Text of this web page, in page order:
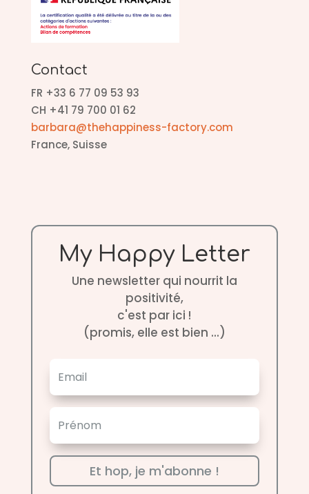
Contact
FR +33 6 77 09 53 93
CH +41 79 700 01 62
barbara@thehappiness-factory.com
France, Suisse
My Happy Letter
Une newsletter qui nourrit la
positivité,
c'est par ici !
(promis, elle est bien ...)
Et hop, je m'abonne !